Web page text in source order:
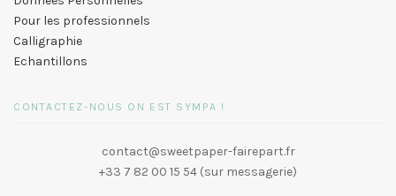
Pour les professionnels
Calligraphie
Echantillons
CONTACTEZ-NOUS ON EST SYMPA !
contact@sweetpaper-fairepart.fr
+33 7 82 00 15 54 (sur messagerie)